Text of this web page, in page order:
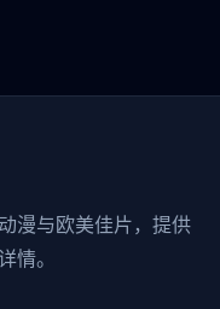
漫与欧美佳片，提供
情。